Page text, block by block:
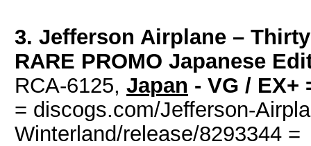
3. Jefferson Airplane –
RARE PROMO Japanese
RCA-6125, Japan - VG / EX+
= discogs.com/Jefferson-
Winterland/release/8293344 =